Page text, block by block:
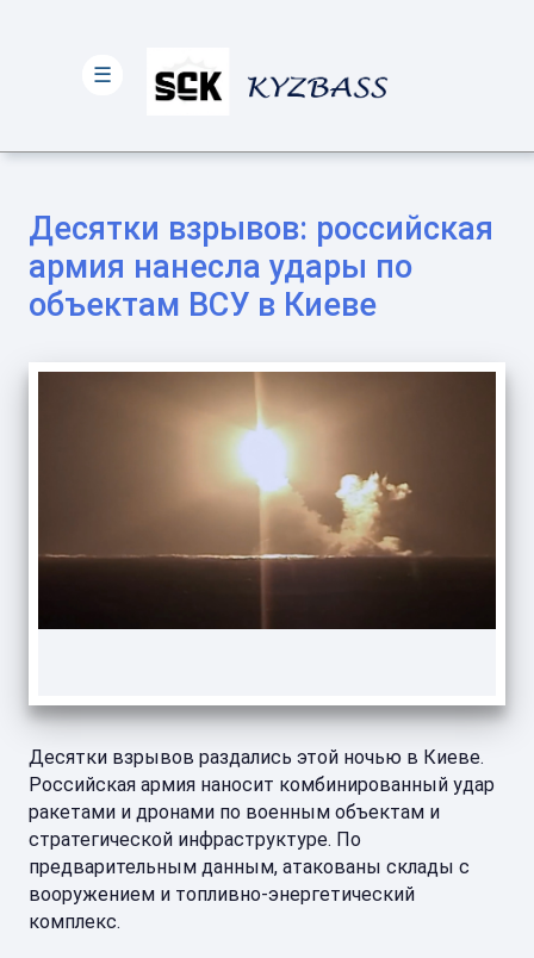
Десятки взрывов: российская
армия нанесла удары по
объектам ВСУ в Киеве
Десятки взрывов раздались этой ночью в Киеве.
Российская армия наносит комбинированный удар
ракетами и дронами по военным объектам и
стратегической инфраструктуре. По
предварительным данным, атакованы склады с
вооружением и топливно-энергетический
комплекс.
☰